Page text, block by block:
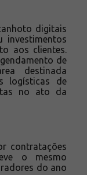
digitais
investimentos
aos clientes.
de
destinada
logísticas de
no ato da
contratações
o mesmo
do ano